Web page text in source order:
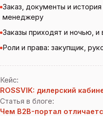
Заказ, документы и
менеджеру
Заказы приходят и ночью, и
Роли и права: закупщик,
Кейс:
ROSSVIK: дилерский
Статья в блоге:
Чем B2B-портал